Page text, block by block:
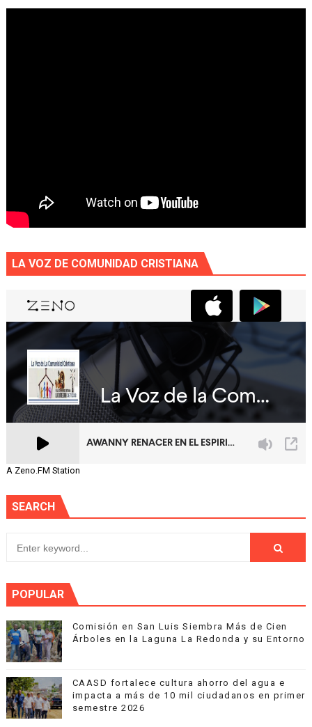
LA VOZ DE COMUNIDAD CRISTIANA
A Zeno.FM Station
SEARCH
POPULAR
Comisión en San Luis Siembra Más de Cien
Árboles en la Laguna La Redonda y su Entorno
CAASD fortalece cultura ahorro del agua e
impacta a más de 10 mil ciudadanos en primer
semestre 2026